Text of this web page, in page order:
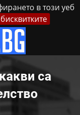
в този уеб
са